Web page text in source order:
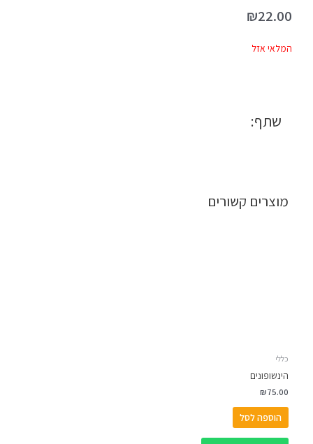
₪22.00
המלאי אזל
שתף:
מוצרים קשורים
כללי
הינשופונים
₪75.00
הוספה לסל